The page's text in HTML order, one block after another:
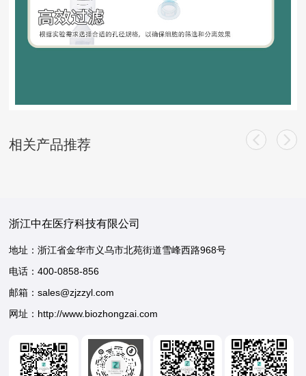
相关产品推荐
浙江中在医疗科技有限公司
地址：浙江省金华市义乌市北苑街道雪峰西路968号
电话：400-0858-856
邮箱：sales@zjzzyl.com
网址：http://www.biozhongzai.com